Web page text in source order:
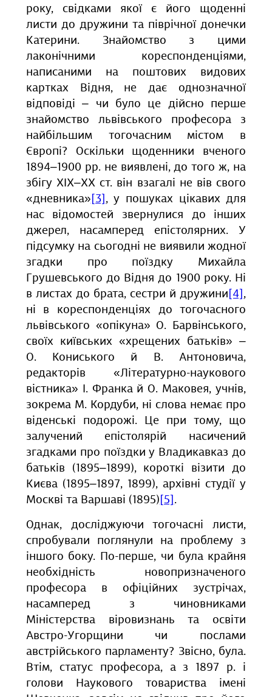
року, свідками якої є його щоденні
листи до дружини та піврічної донечки
Катерини. Знайомство з цими
лаконічними кореспонденціями,
написаними на поштових видових
картках Відня, не дає однозначної
відповіді ‒ чи було це дійсно перше
знайомство львівського професора з
найбільшим тогочасним містом в
Європі? Оскільки щоденники вченого
1894‒1900 рр. не виявлені, до того ж, на
збігу ХІХ‒ХХ ст. він взагалі не вів свого
«дневника» [3] , у пошуках цікавих для
нас відомостей звернулися до інших
джерел, насамперед епістолярних. У
підсумку на сьогодні не виявили жодної
згадки про поїздку Михайла
Грушевського до Відня до 1900 року. Ні
в листах до брата, сестри й дружини [4] ,
ні в кореспонденціях до тогочасного
львівського «опікуна» О. Барвінського,
своїх київських «хрещених батьків» ‒
О. Кониського й В. Антоновича,
редакторів «Літературно-наукового
вістника» І. Франка й О. Маковея, учнів,
зокрема М. Кордуби, ні слова немає про
віденські подорожі. Це при тому, що
залучений епістолярій насичений
згадками про поїздки у Владикавказ до
батьків (1895‒1899), короткі візити до
Києва (1895‒1897, 1899), архівні студії у
Москві та Варшаві (1895) [5] .
Однак, досліджуючи тогочасні листи,
спробували поглянули на проблему з
іншого боку. По-перше, чи була крайня
необхідність новопризначеного
професора в офіційних зустрічах,
насамперед з чиновниками
Міністерства віровизнань та освіти
Австро-Угорщини чи послами
австрійського парламенту? Звісно, була.
Втім, статус професора, а з 1897 р. і
голови Наукового товариства імені